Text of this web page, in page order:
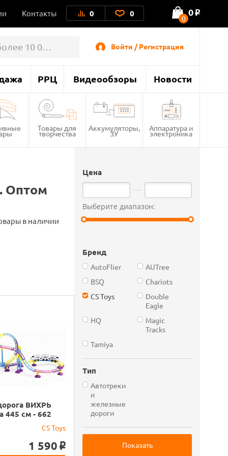
Контакты 0 0 0
0 o
Войти / Регистрация
РРЦ Видеообзоры Новости
Товары для
творчества
Аккумуляторы,
ЗУ
Аппаратура и
электроника
Цена
Выберите диапазон:
Бренд
AutoFlier
AUTree
BSQ
Chariots
CS Toys
Double
Eagle
HQ
Magic
Tracks
Tamiya
Тип
Автотреки
и
железные
дороги
Оптом
в наличии
ВИХРЬ
445 см - 662
CS Toys
1 590 o